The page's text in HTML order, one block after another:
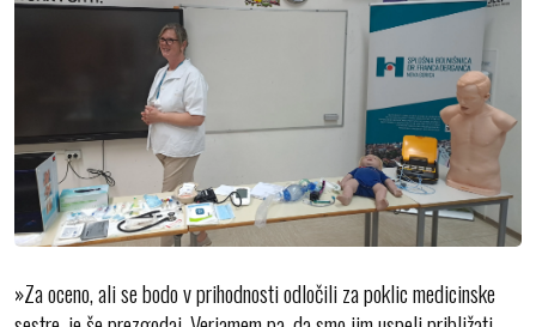
»Za oceno, ali se bodo v prihodnosti odločili za poklic medicinske